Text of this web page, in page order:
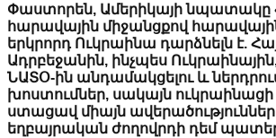
Փաստորեն, Ամերիկայի
հարավային միջանցքով
երկրորդ Ուկրաինա
Ադրբեջանին, ինչպես
ՆԱՏՕ-ին անդամակցելու և
խոստումներ, սակայն
ստացավ միայն
եղբայրական ժողովրդի